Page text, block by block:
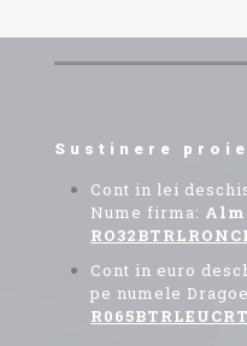
Sustinere
Cont in lei
Nume firma:
Cont in euro
pe numele